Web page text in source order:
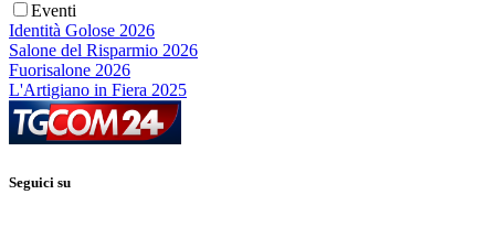
Eventi
Identità Golose 2026
Salone del Risparmio 2026
Fuorisalone 2026
L'Artigiano in Fiera 2025
Seguici su